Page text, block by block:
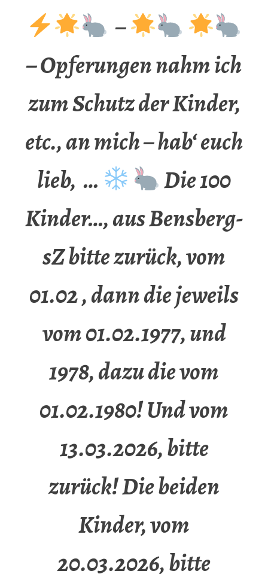
–
– Opferungen nahm ich
zum Schutz der Kinder,
etc., an mich – hab‘ euch
lieb, …
Die 100
Kinder…, aus Bensberg-
sZ bitte zurück, vom
01.02 , dann die jeweils
vom 01.02.1977, und
1978, dazu die vom
01.02.1980! Und vom
13.03.2026, bitte
zurück! Die beiden
Kinder, vom
20.03.2026, bitte